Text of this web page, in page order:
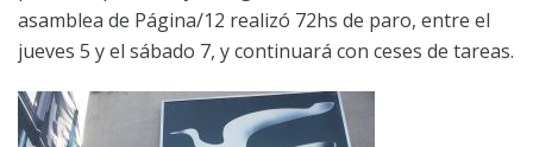
asamblea de Página/12 realizó 72hs de paro, entre el
jueves 5 y el sábado 7, y continuará con ceses de tareas.